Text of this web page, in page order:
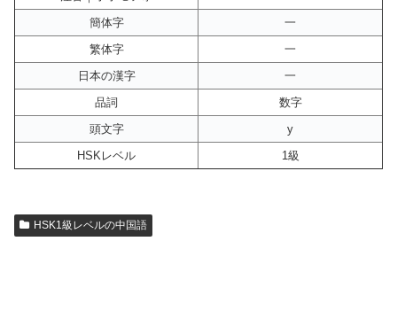
簡体字
一
繁体字
一
日本の漢字
一
品詞
数字
頭文字
y
HSKレベル
1級
HSK1級レベルの中国語